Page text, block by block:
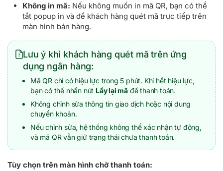
Không in mã: Nếu không muốn in mã QR, bạn có thể
tắt popup in và để khách hàng quét mã trực tiếp trên
màn hình bán hàng.
Lưu ý khi khách hàng quét mã trên ứng
dụng ngân hàng:
Mã QR chỉ có hiệu lực trong 5 phút. Khi hết hiệu lực,
bạn có thể nhấn nút Lấy lại mã để thanh toán.
Không chỉnh sửa thông tin giao dịch hoặc nội dung
chuyển khoản.
Nếu chỉnh sửa, hệ thống không thể xác nhận tự động,
và mã QR vẫn giữ trạng thái chưa thanh toán.
Tùy chọn trên màn hình chờ thanh toán: